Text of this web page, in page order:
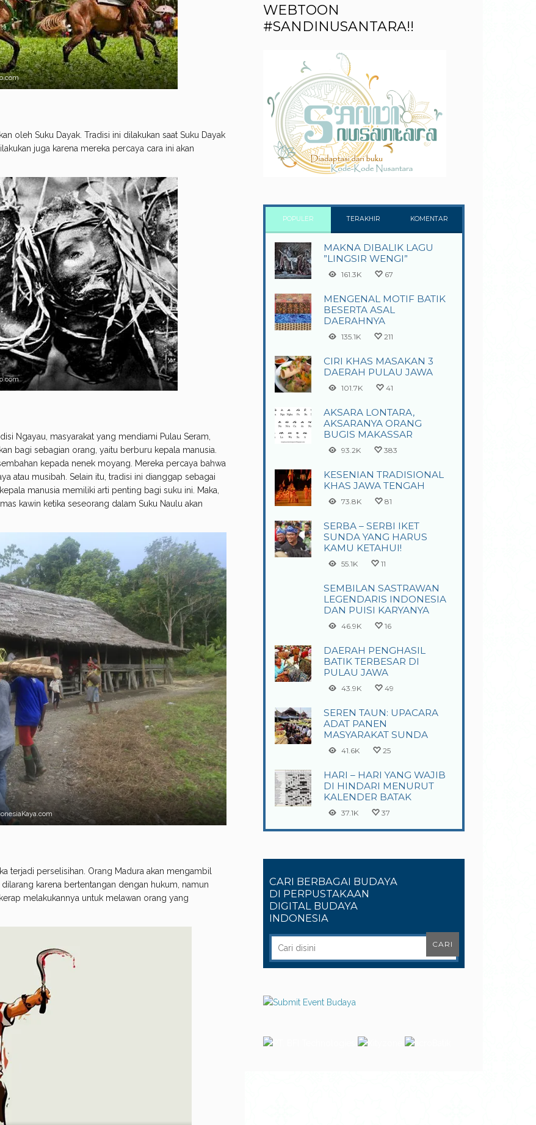
oleh Suku Dayak. Tradisi ini dilakukan saat Suku Dayak
juga karena mereka percaya cara ini akan
Ngayau, masyarakat yang mendiami Pulau Seram,
bagi sebagian orang, yaitu berburu kepala manusia.
kepada nenek moyang. Mereka percaya bahwa
atau musibah. Selain itu, tradisi ini dianggap sebagai
manusia memiliki arti penting bagi suku ini. Maka,
kawin ketika seseorang dalam Suku Naulu akan
terjadi perselisihan. Orang Madura akan mengambil
karena bertentangan dengan hukum, namun
melakukannya untuk melawan orang yang
WEBTOON
#SANDINUSANTARA!!
POPULER TERAKHIR KOMENTAR
MAKNA DIBALIK LAGU
”LINGSIR WENGI”
161.3K 67
MENGENAL MOTIF BATIK
BESERTA ASAL
DAERAHNYA
135.1K 211
CIRI KHAS MASAKAN 3
DAERAH PULAU JAWA
101.7K 41
AKSARA LONTARA,
AKSARANYA ORANG
BUGIS MAKASSAR
93.2K 383
KESENIAN TRADISIONAL
KHAS JAWA TENGAH
73.8K 81
SERBA – SERBI IKET
SUNDA YANG HARUS
KAMU KETAHUI!
55.1K 11
SEMBILAN SASTRAWAN
LEGENDARIS INDONESIA
DAN PUISI KARYANYA
46.9K 16
DAERAH PENGHASIL
BATIK TERBESAR DI
PULAU JAWA
43.9K 49
SEREN TAUN: UPACARA
ADAT PANEN
MASYARAKAT SUNDA
41.6K 25
HARI – HARI YANG WAJIB
DI HINDARI MENURUT
KALENDER BATAK
37.1K 37
CARI BERBAGAI BUDAYA
DI PERPUSTAKAAN
DIGITAL BUDAYA
INDONESIA